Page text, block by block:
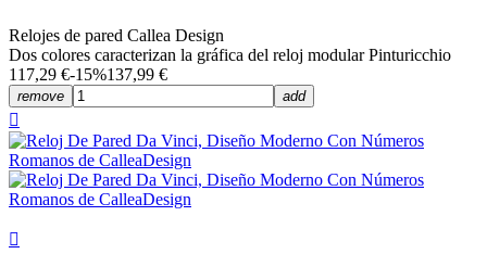
Relojes de pared Callea Design
Dos colores caracterizan la gráfica del reloj modular Pinturicchio
117,29 €-15%137,99 €
remove add

